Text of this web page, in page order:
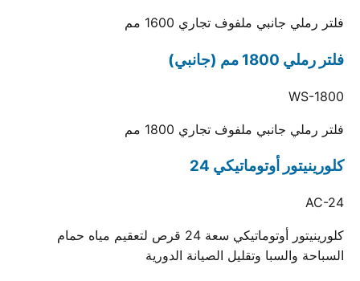
فلتر رملي جانبي ملفوف تجاري 1600 مم
فلتر رملي 1800 مم (جانبي)
WS-1800
فلتر رملي جانبي ملفوف تجاري 1800 مم
كلورينيتور أوتوماتيكي 24
AC-24
كلورينيتور أوتوماتيكي سعة 24 قرص لتعقيم مياه حمام
السباحة والسبا وتقليل الصيانة الدورية